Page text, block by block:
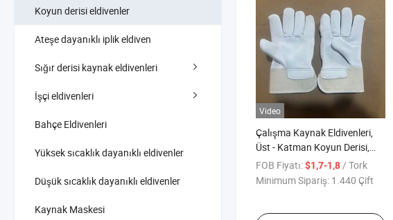
Koyun derisi eldivenler
Ateşe dayanıklı iplik eldiven
Sığır derisi kaynak eldivenleri
İşçi eldivenleri
Bahçe Eldivenleri
Yüksek sıcaklık dayanıklı eldivenler
Düşük sıcaklık dayanıklı eldivenler
Kaynak Maskesi
Video
Çalışma Kaynak Eldivenleri,
Üst - Katman Koyun Derisi,
Saf Pamuklu Kanvas ve Polar
Astarlı, Sıcak ve Aşınmaya
FOB Fiyatı:$1,7-1,8/ Tork
Minimum Sipariş: 1.440 Çift